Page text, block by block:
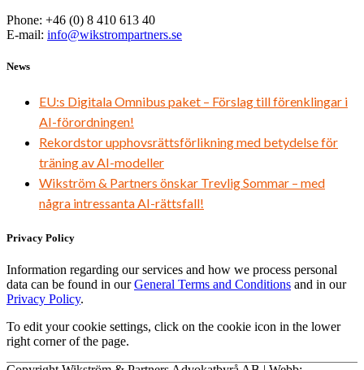
Phone: +46 (0) 8 410 613 40
E-mail: info@wikstrompartners.se
News
EU:s Digitala Omnibus paket – Förslag till förenklingar i
AI-förordningen!
Rekordstor upphovsrättsförlikning med betydelse för
träning av AI-modeller
Wikström & Partners önskar Trevlig Sommar – med
några intressanta AI-rättsfall!
Privacy Policy
Information regarding our services and how we process personal
data can be found in ourGeneral Terms and Conditions and in our
Privacy Policy.
To edit your cookie settings, click on the cookie icon in the lower
right corner of the page.